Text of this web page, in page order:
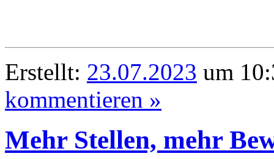
Erstellt: 23.07.2023 um
kommentieren »
Mehr Stellen, mehr